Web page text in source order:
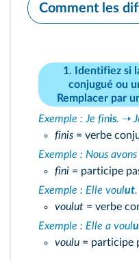
Comment les
1. Identifiez si
conjugué ou
Remplacer par
Exemple : Je finis. ➝
finis = verbe
Exemple : Nous
fini = participe
Exemple : Elle voulut.
voulut = verbe
Exemple : Elle a voulu
voulu = participe